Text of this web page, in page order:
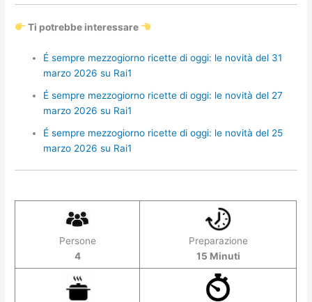
Ti potrebbe interessare
É sempre mezzogiorno ricette di oggi: le novità del 31
marzo 2026 su Rai1
É sempre mezzogiorno ricette di oggi: le novità del 27
marzo 2026 su Rai1
É sempre mezzogiorno ricette di oggi: le novità del 25
marzo 2026 su Rai1
Persone
4
Preparazione
15 Minuti